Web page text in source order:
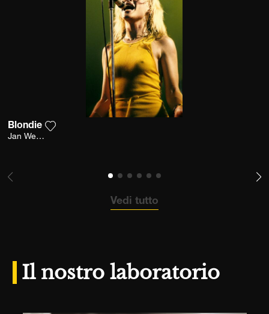
Blondie
Jan Werner
Vedi tutto
Il nostro laboratorio